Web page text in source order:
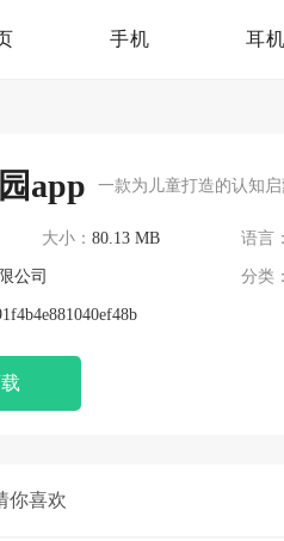
手机 耳机
app 一款为儿童打造的认知
大小：80.13 MB 语言：
公司 分类
你喜欢